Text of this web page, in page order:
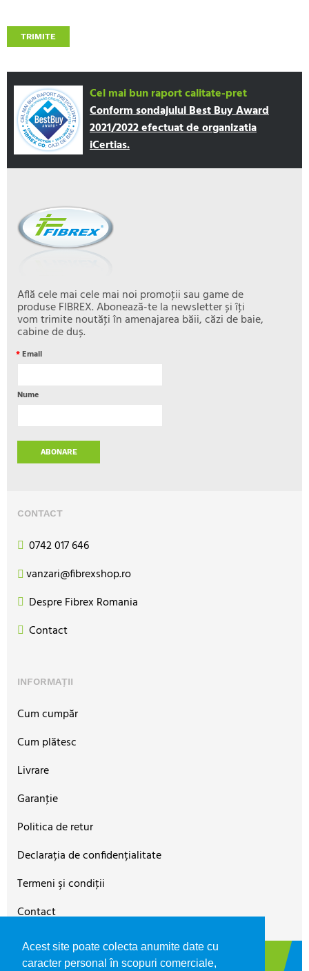
Acest site poate colecta anumite date cu
caracter personal în scopuri comerciale,
TRIMITE
Cel mai bun raport calitate-pret
Conform sondajului Best Buy Award
2021/2022 efectuat de organizatia
iCertias.
Află cele mai cele mai noi promoţii sau game de
produse FIBREX. Abonează-te la newsletter și îţi
vom trimite noutăţi în amenajarea băii, căzi de baie,
cabine de duș.
*Email
Nume
ABONARE
CONTACT
0742 017 646
vanzari@fibrexshop.ro
Despre Fibrex Romania
Contact
INFORMAȚII
Cum cumpăr
Cum plătesc
Livrare
Garanţie
Politica de retur
Declarația de confidențialitate
Termeni şi condiţii
Contact
©2026 FIBREX SHOP
magazin oficial FIBREX CO SRL,